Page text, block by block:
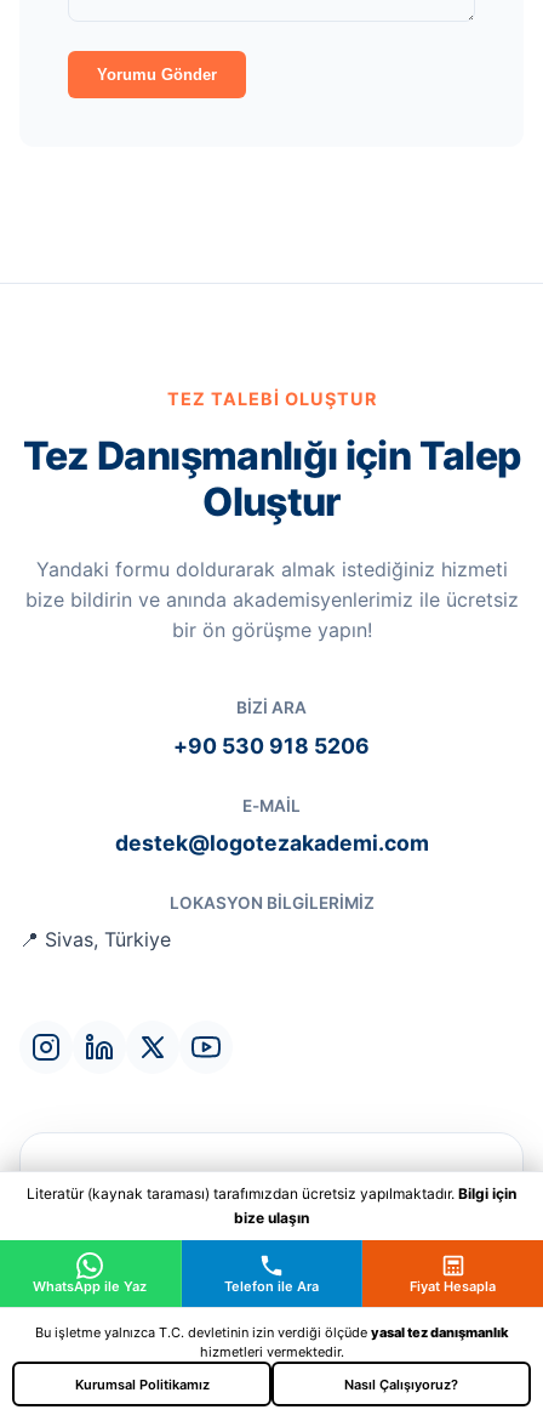
TEZ TALEBI OLUŞTUR
Tez Danışmanlığı için Talep
Oluştur
Yandaki formu doldurarak almak istediğiniz hizmeti
bize bildirin ve anında akademisyenlerimiz ile ücretsiz
bir ön görüşme yapın!
BIZI ARA
+90 530 918 5206
E-MAIL
destek@logotezakademi.com
LOKASYON BILGILERIMIZ
📍 Sivas, Türkiye
Ad Soyad*
E-Posta*
Literatür (kaynak taraması) tarafımızdan ücretsiz yapılmaktadır. Bilgi için
bize ulaşın
WhatsApp ile Yaz Telefon ile Ara Fiyat Hesapla
Bu işletme yalnızca T.C. devletinin izin verdiği ölçüde yasal tez danışmanlık
hizmetleri vermektedir.
Kurumsal Politikamız
Nasıl Çalışıyoruz?